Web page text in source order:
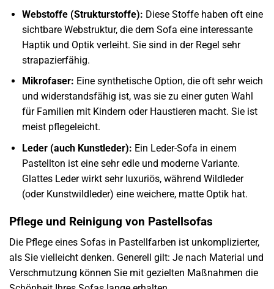
Webstoffe (Strukturstoffe): Diese Stoffe haben oft eine
sichtbare Webstruktur, die dem Sofa eine interessante
Haptik und Optik verleiht. Sie sind in der Regel sehr
strapazierfähig.
Mikrofaser: Eine synthetische Option, die oft sehr weich
und widerstandsfähig ist, was sie zu einer guten Wahl
für Familien mit Kindern oder Haustieren macht. Sie ist
meist pflegeleicht.
Leder (auch Kunstleder): Ein Leder-Sofa in einem
Pastellton ist eine sehr edle und moderne Variante.
Glattes Leder wirkt sehr luxuriös, während Wildleder
(oder Kunstwildleder) eine weichere, matte Optik hat.
Pflege und Reinigung von Pastellsofas
Die Pflege eines Sofas in Pastellfarben ist unkomplizierter,
als Sie vielleicht denken. Generell gilt: Je nach Material und
Verschmutzung können Sie mit gezielten Maßnahmen die